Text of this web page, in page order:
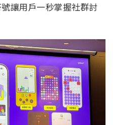
讓用戶一秒掌握社群討